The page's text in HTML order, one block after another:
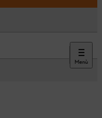
Menù